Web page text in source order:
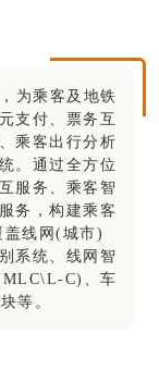
为乘客及地铁
支付、票务互
乘客出行分析
。通过全方位
服务、乘客智
务，构建乘客
盖线网(城市)
系统、线网智
C)、车
等。